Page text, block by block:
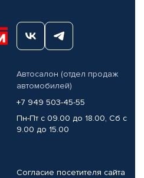
Автосалон (отдел продаж
автомобилей)
+7 949 503-45-55
Пн-Пт с 09.00 до 18.00, Сб с
9.00 до 15.00
Согласие посетителя сайта